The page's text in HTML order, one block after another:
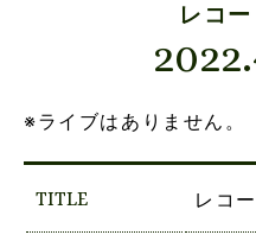
レコー
※ライブはありません。
TITLE レコ